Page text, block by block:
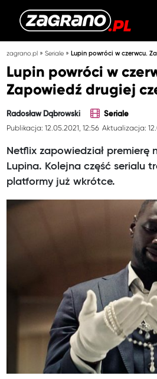
zagrano.pl »Seriale »Lupin powróci w czerwcu.
Lupin powróci w
Zapowiedź drugiej
Radosław Dąbrowski Seriale
Publikacja: 12.05.2021, 12:56 Aktualizacja:
Netflix zapowiedział premierę
Lupina. Kolejna część serialu
platformy już wkrótce.